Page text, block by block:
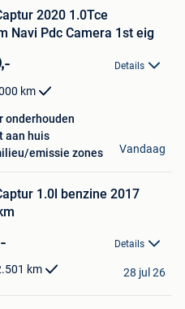
2020 1.0Tce
Navi Pdc Camera 1st eig
Details
km
onderhouden
aan huis
emissie zones
Vandaag
1.0l benzine 2017
Details
km 28 jul 26